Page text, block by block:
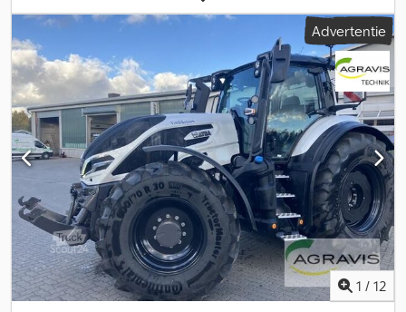
Werklampen voor/achter (0050) Voorasvering (0060) Powershift
transmissie (0070) Perslucht remsysteem 1+2 leidingen (0090)
R28 Trelleborg R38 Trelleborg (0110) K80 Dcjdpfx Aexmt Ufeb Nok
(0120) In hoogte verstelbare trekhaak (0130) Frontaftakas (0140)
Isobus-terminal (0150) Cabinesuspensie: Mechanisch (0160)
Isobus (0170) Luchtgeveerde stoel
Advertentie
1 / 12